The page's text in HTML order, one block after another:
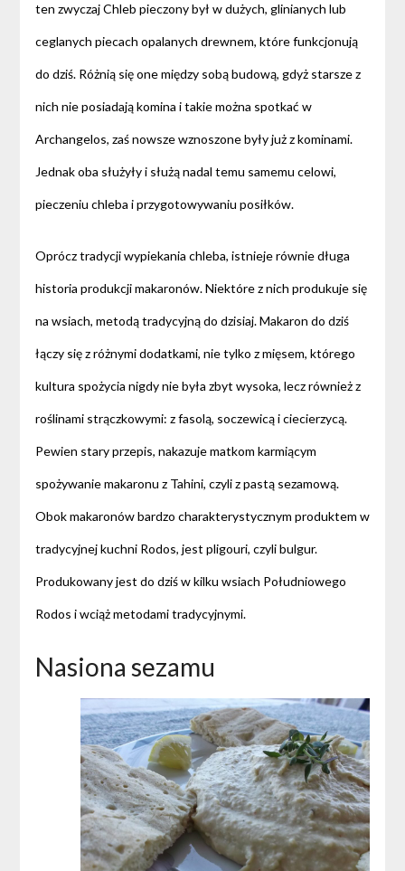
ten zwyczaj Chleb pieczony był w dużych, glinianych lub
ceglanych piecach opalanych drewnem, które funkcjonują
do dziś. Różnią się one między sobą budową, gdyż starsze z
nich nie posiadają komina i takie można spotkać w
Archangelos, zaś nowsze wznoszone były już z kominami.
Jednak oba służyły i służą nadal temu samemu celowi,
pieczeniu chleba i przygotowywaniu posiłków.
Oprócz tradycji wypiekania chleba, istnieje równie długa
historia produkcji makaronów. Niektóre z nich produkuje się
na wsiach, metodą tradycyjną do dzisiaj. Makaron do dziś
łączy się z różnymi dodatkami, nie tylko z mięsem, którego
kultura spożycia nigdy nie była zbyt wysoka, lecz również z
roślinami strączkowymi: z fasolą, soczewicą i ciecierzycą.
Pewien stary przepis, nakazuje matkom karmiącym
spożywanie makaronu z Tahini, czyli z pastą sezamową.
Obok makaronów bardzo charakterystycznym produktem w
tradycyjnej kuchni Rodos, jest pligouri, czyli bulgur.
Produkowany jest do dziś w kilku wsiach Południowego
Rodos i wciąż metodami tradycyjnymi.
Nasiona sezamu